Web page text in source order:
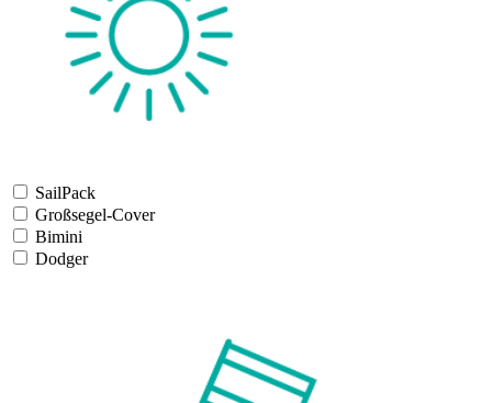
SailPack
Großsegel-Cover
Bimini
Dodger